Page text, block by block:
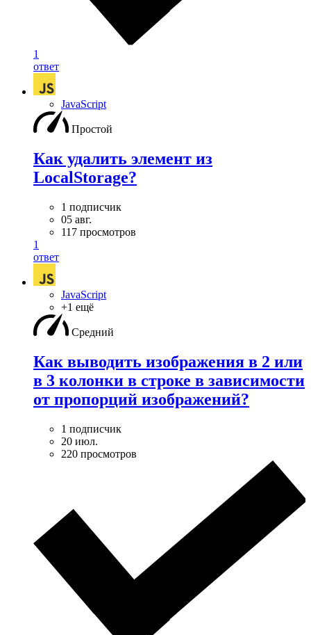
1
ответ
JavaScript
Простой
Как удалить элемент из
LocalStorage?
1 подписчик
05 авг.
117 просмотров
1
ответ
JavaScript
+1 ещё
Средний
Как выводить изображения в 2 или
в 3 колонки в строке в зависимости
от пропорций изображений?
1 подписчик
20 июл.
220 просмотров